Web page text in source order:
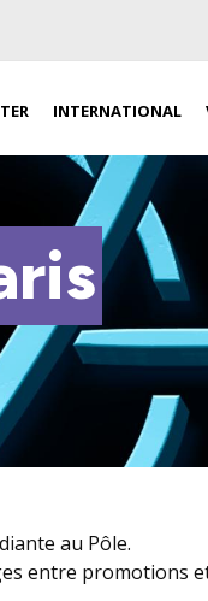
INTERNATIONAL
au Pôle.
entre promotions